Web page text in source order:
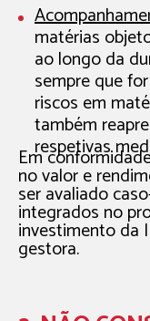
matérias
ao longo da
sempre que
riscos em
também
respetivas
Em
no valor e
ser avaliado
integrados no
investimento da
gestora.